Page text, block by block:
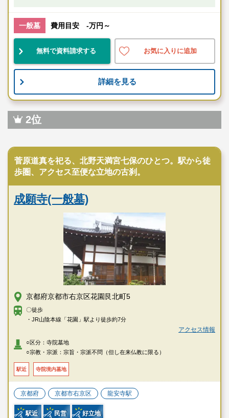
一般墓 費用目安 -万円～
無料で資料請求する お気に入りに追加
詳細を見る
2位
菅原道真を祀る、北野天満宮七保のひとつ。駅から徒
歩圏、アクセス至便な立地の古刹。
成願寺(一般墓)
京都府京都市右京区花園艮北町5
〇徒歩
・JR山陰本線「花園」駅より徒歩約7分
アクセス情報
○区分：寺院墓地
○宗教・宗派：宗旨・宗派不問（但し在来仏教に限る）
駅近 寺院境内墓地
京都府 京都市右京区 龍安寺駅
駅近 民営 好立地